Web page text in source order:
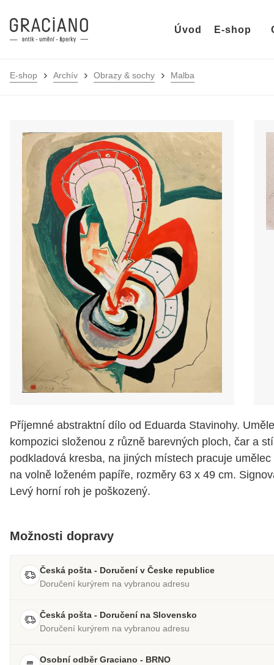
Úvod E-shop
E-shop Archív Obrazy & sochy Malba
Příjemné abstraktní dílo od Eduarda Stavinohy.
kompozici složenou z různě barevných ploch, čar a
podkladová kresba, na jiných místech pracuje
na volně loženém papíře, rozměry 63 x 49 cm.
Levý horní roh je poškozený.
Možnosti dopravy
Česká pošta - Doručení v Česke republice
Doručení kurýrem na vybranou adresu
Česká pošta - Doručení na Slovensko
Doručení kurýrem na vybranou adresu
Osobní odběr Graciano - BRNO